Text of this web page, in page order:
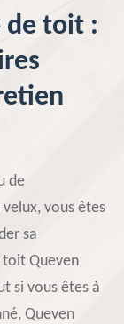
de toit :
de
vous êtes
sa
Queven
si vous êtes à
Queven